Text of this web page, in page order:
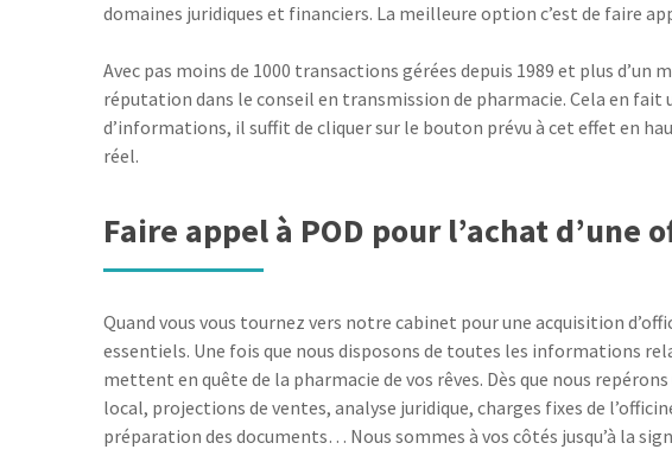
domaines juridiques et financiers. La meilleure option c’est de faire
Avec pas moins de 1000 transactions gérées depuis 1989 et plus d’un
réputation dans le conseil en transmission de pharmacie. Cela en
d’informations, il suffit de cliquer sur le bouton prévu à cet effet en
réel.
Faire appel à POD pour l’achat
Quand vous vous tournez vers notre cabinet pour une acquisition
essentiels. Une fois que nous disposons de toutes les informations
mettent en quête de la pharmacie de vos rêves. Dès que nous
local, projections de ventes, analyse juridique, charges fixes de
préparation des documents… Nous sommes à vos côtés jusqu’à la